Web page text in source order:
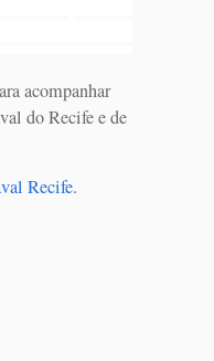
acompanhar
do Recife e de
Recife.